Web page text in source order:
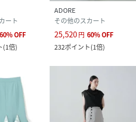
ート
60%OFF
(1倍)
ADORE
その他のスカート
25,520円 60%OFF
232ポイント(1倍)